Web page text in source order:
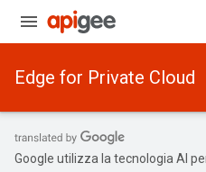
Edge for Private Cloud
Google utilizza la tecnologia AI